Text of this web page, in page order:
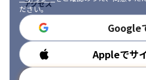
ださい。
Google
Appleでサ
アクセス
勤務時間